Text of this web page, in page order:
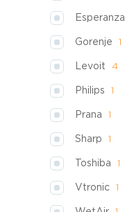
Esperanza
Gorenje 1
Levoit 4
Philips 1
Prana 1
Sharp 1
Toshiba 1
Vtronic 1